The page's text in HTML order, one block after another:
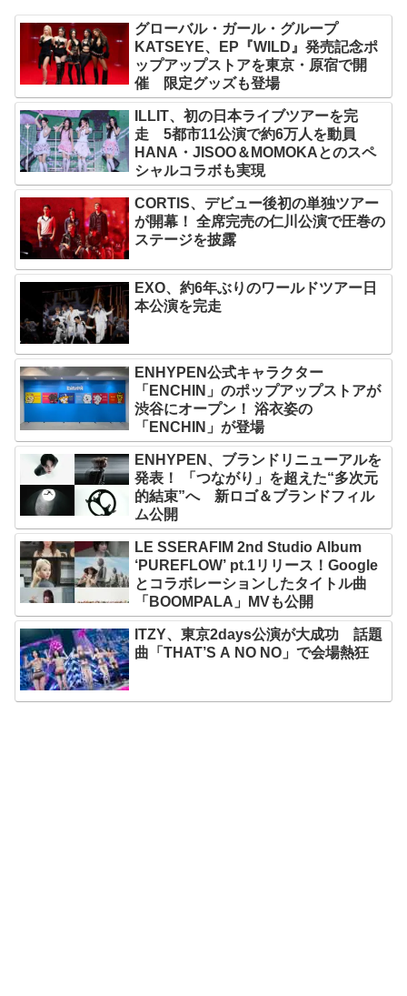
グローバル・ガール・グループ
KATSEYE、EP『WILD』発売記念ポ
ップアップストアを東京・原宿で開
催 限定グッズも登場
ILLIT、初の日本ライブツアーを完
走 5都市11公演で約6万人を動員
HANA・JISOO＆MOMOKAとのスペ
シャルコラボも実現
CORTIS、デビュー後初の単独ツアー
が開幕！ 全席完売の仁川公演で圧巻の
ステージを披露
EXO、約6年ぶりのワールドツアー日
本公演を完走
ENHYPEN公式キャラクター
「ENCHIN」のポップアップストアが
渋谷にオープン！ 浴衣姿の
「ENCHIN」が登場
ENHYPEN、ブランドリニューアルを
発表！ 「つながり」を超えた“多次元
的結束”へ 新ロゴ＆ブランドフィル
ム公開
LE SSERAFIM 2nd Studio Album
‘PUREFLOW’ pt.1リリース！Google
とコラボレーションしたタイトル曲
「BOOMPALA」MVも公開
ITZY、東京2days公演が大成功 話題
曲「THAT’S A NO NO」で会場熱狂